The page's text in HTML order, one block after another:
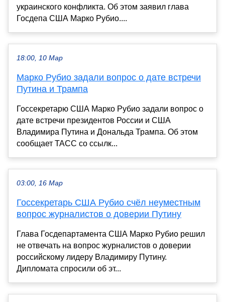
украинского конфликта. Об этом заявил глава
Госдепа США Марко Рубио....
18:00, 10 Мар
Марко Рубио задали вопрос о дате встречи
Путина и Трампа
Госсекретарю США Марко Рубио задали вопрос о
дате встречи президентов России и США
Владимира Путина и Дональда Трампа. Об этом
сообщает ТАСС со ссылк...
03:00, 16 Мар
Госсекретарь США Рубио счёл неуместным
вопрос журналистов о доверии Путину
Глава Госдепартамента США Марко Рубио решил
не отвечать на вопрос журналистов о доверии
российскому лидеру Владимиру Путину.
Дипломата спросили об эт...